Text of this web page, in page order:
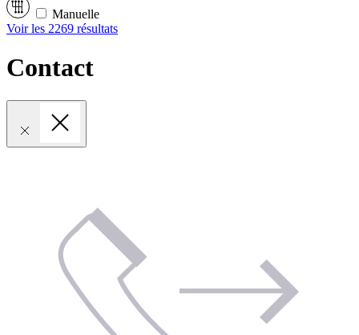
Manuelle
Voir les 2269 résultats
Contact